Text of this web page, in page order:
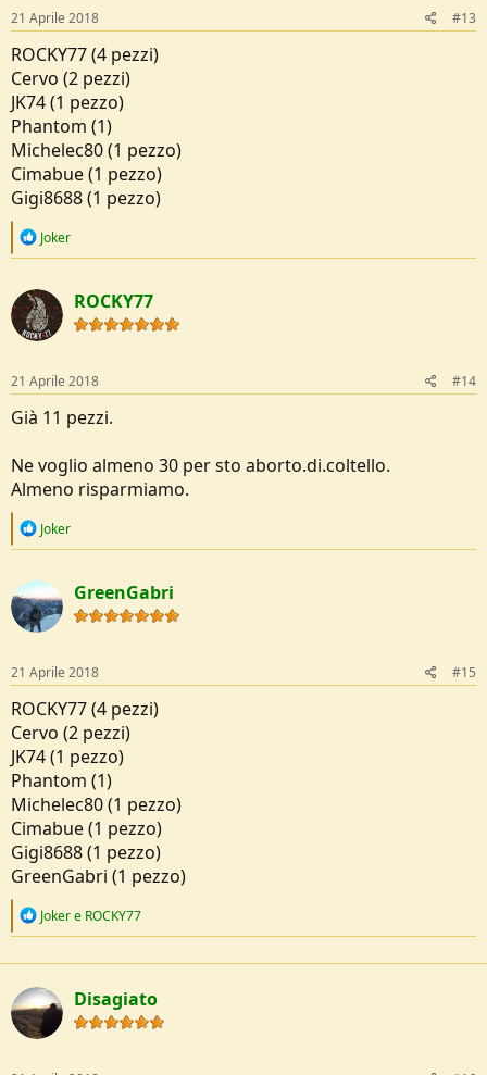
s
:
21 Aprile 2018 #13
ROCKY77 (4 pezzi)
Cervo (2 pezzi)
JK74 (1 pezzo)
Phantom (1)
Michelec80 (1 pezzo)
Cimabue (1 pezzo)
Gigi8688 (1 pezzo)
R
c
t
i
o
s
:
Joker
ROCKY77
21 Aprile 2018 #14
Già 11 pezzi.
Ne voglio almeno 30 per sto aborto.di.coltello.
Almeno risparmiamo.
R
c
t
i
o
s
:
Joker
GreenGabri
21 Aprile 2018 #15
ROCKY77 (4 pezzi)
Cervo (2 pezzi)
JK74 (1 pezzo)
Phantom (1)
Michelec80 (1 pezzo)
Cimabue (1 pezzo)
Gigi8688 (1 pezzo)
GreenGabri (1 pezzo)
R
c
t
i
o
n
Jokere ROCKY77
Disagiato